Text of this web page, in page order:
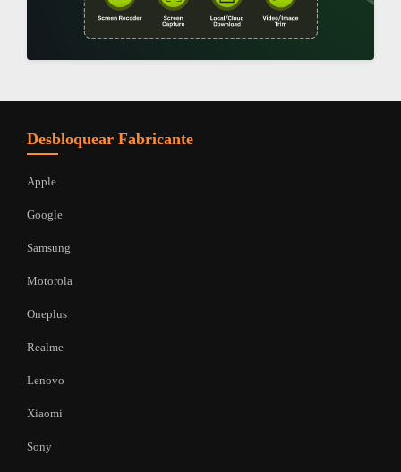
Desbloquear Fabricante
Apple
Google
Samsung
Motorola
Oneplus
Realme
Lenovo
Xiaomi
Sony